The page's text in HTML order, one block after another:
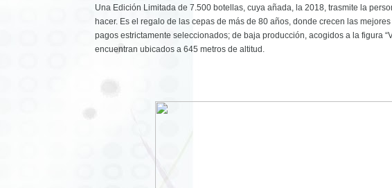
Una Edición Limitada de 7.500 botellas, cuya añada, la 2018, trasmite la
hacer. Es el regalo de las cepas de más de 80 años, donde crecen las
pagos estrictamente seleccionados; de baja producción, acogidos a la figura
encuentran ubicados a 645 metros de altitud.